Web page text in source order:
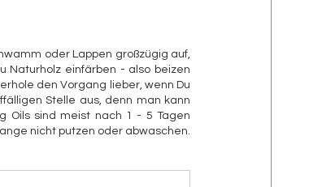
oder Lappen großzügig auf,
Naturholz einfärben - also beizen
den Vorgang lieber, wenn Du
Stelle aus, denn man kann
Oils sind meist nach 1 - 5 Tagen
nicht putzen oder abwaschen.